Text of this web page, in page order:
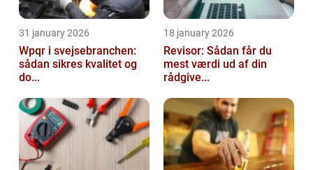
31 january 2026
Wpqr i svejsebranchen:
sådan sikres kvalitet og
do...
18 january 2026
Revisor: Sådan får du
mest værdi ud af din
rådgive...